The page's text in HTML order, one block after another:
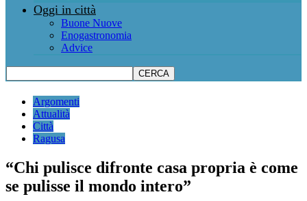
Oggi in città
Buone Nuove
Enogastronomia
Advice
Argomenti
Attualità
Città
Ragusa
“Chi pulisce difronte casa propria è come
se pulisse il mondo intero”